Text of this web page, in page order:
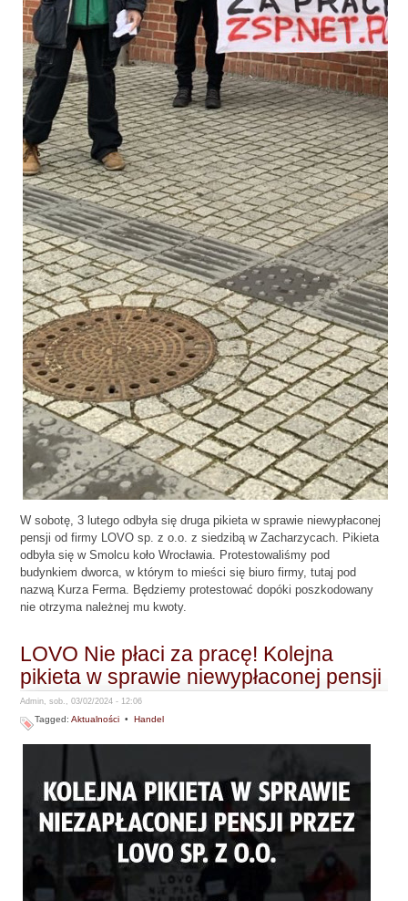
W sobotę, 3 lutego odbyła się druga pikieta w sprawie niewypłaconej
pensji od firmy LOVO sp. z o.o. z siedzibą w Zacharzycach. Pikieta
odbyła się w Smolcu koło Wrocławia. Protestowaliśmy pod
budynkiem dworca, w którym to mieści się biuro firmy, tutaj pod
nazwą Kurza Ferma. Będziemy protestować dopóki poszkodowany
nie otrzyma należnej mu kwoty.
LOVO Nie płaci za pracę! Kolejna
pikieta w sprawie niewypłaconej pensji
Admin, sob., 03/02/2024 - 12:06
Tagged:Aktualności •Handel